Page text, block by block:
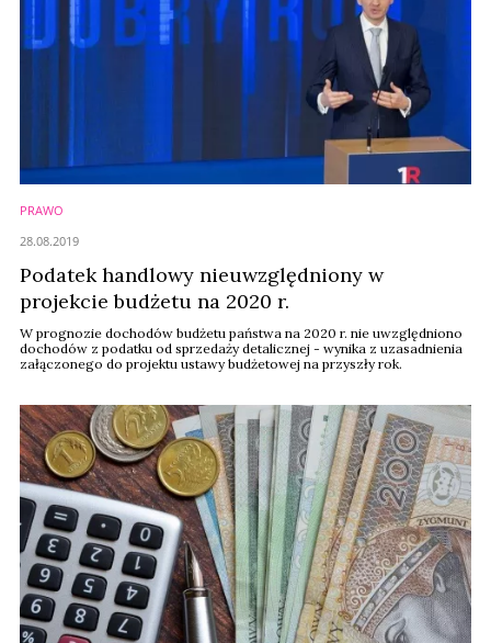
PRAWO
Podatek handlowy nieuwzględniony w
projekcie budżetu na 2020 r.
W prognozie dochodów budżetu państwa na 2020 r. nie uwzględniono
dochodów z podatku od sprzedaży detalicznej - wynika z uzasadnienia
załączonego do projektu ustawy budżetowej na przyszły rok.
28.08.2019